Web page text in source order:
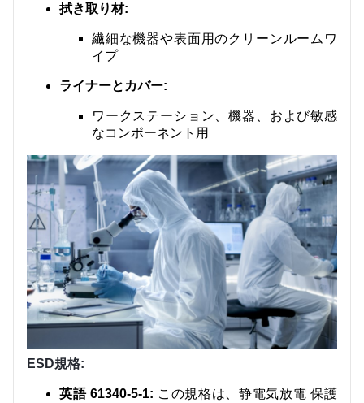
拭き取り材:
繊細な機器や表面用のクリーンルームワ
イプ
ライナーとカバー:
ワークステーション、機器、および敏感
なコンポーネント用
ESD規格:
英語 61340-5-1: この規格は、静電気放電 保護